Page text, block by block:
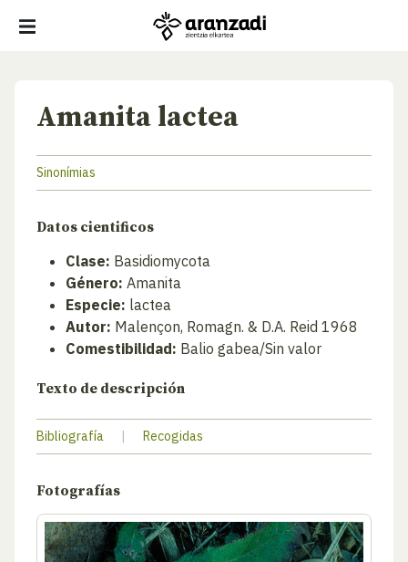
Amanita lactea
Sinonímias
Datos cientificos
Clase: Basidiomycota
Género: Amanita
Especie: lactea
Autor: Malençon, Romagn. & D.A. Reid 1968
Comestibilidad: Balio gabea/Sin valor
Texto de descripción
Bibliografía | Recogidas
Fotografías